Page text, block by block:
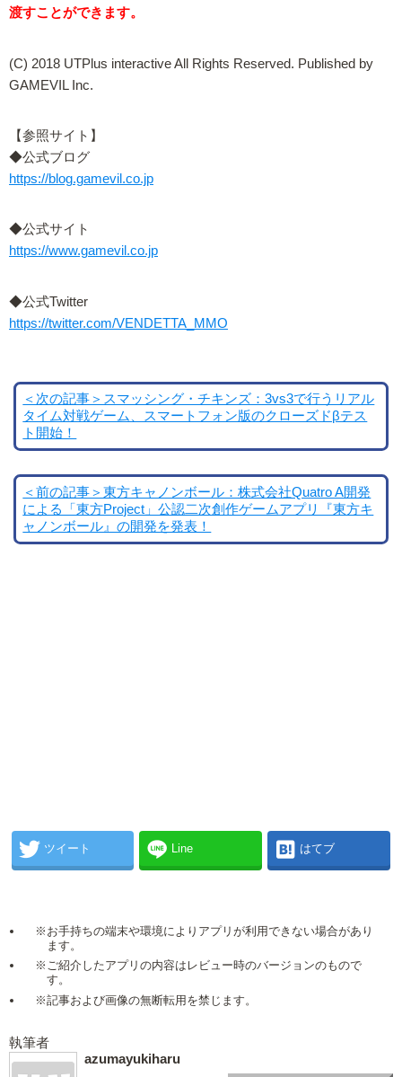
渡すことができます。
(C) 2018 UTPlus interactive All Rights Reserved. Published by
GAMEVIL Inc.
【参照サイト】
◆公式ブログ
https://blog.gamevil.co.jp
◆公式サイト
https://www.gamevil.co.jp
◆公式Twitter
https://twitter.com/VENDETTA_MMO
＜次の記事＞スマッシング・チキンズ：3vs3で行うリアル
タイム対戦ゲーム、スマートフォン版のクローズドβテス
ト開始！
＜前の記事＞東方キャノンボール：株式会社Quatro A開発
による「東方Project」公認二次創作ゲームアプリ『東方キ
ャノンボール』の開発を発表！
ツイート Line はてブ
※お手持ちの端末や環境によりアプリが利用できない場合があり
ます。
※ご紹介したアプリの内容はレビュー時のバージョンのもので
す。
※記事および画像の無断転用を禁じます。
執筆者
azumayukiharu